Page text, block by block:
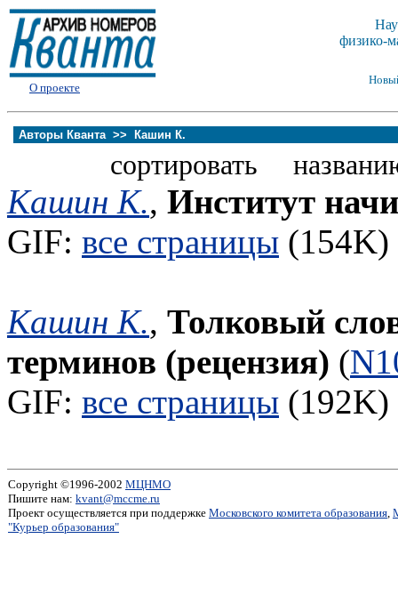
О проекте
физико-
Авторы Кванта >> Кашин К.
сортировать
Кашин К., Институт
GIF: все страницы
Кашин К., Толковый
терминов (рецензия) (
GIF: все страницы
Copyright ©1996-2002 МЦНМО
Пишите нам: kvant@mccme.ru
Проект осуществляется при поддержке Московского комитета образования,
"Курьер образования"